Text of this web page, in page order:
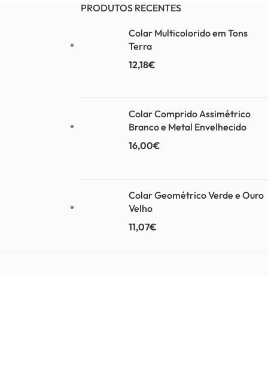
PRODUTOS RECENTES
Colar Multicolorido em Tons
Terra
12,18€
Colar Comprido Assimétrico
Branco e Metal Envelhecido
16,00€
Colar Geométrico Verde e Ouro
Velho
11,07€